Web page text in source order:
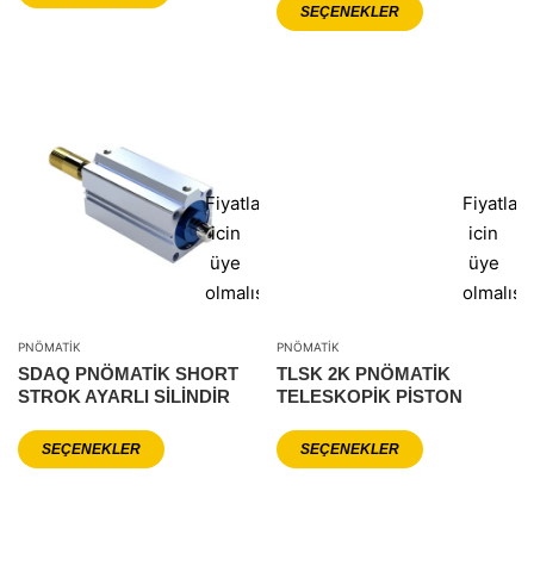
SEÇENEKLER
Fiyatlar
icin
üye
olmalısınız
PNÖMATIK
SDAQ PNÖMATIK SHORT
STROK AYARLI SILINDIR
SEÇENEKLER
Fiyatlar
icin
üye
PNÖMATIK
TLSK 2K PNÖMATIK
TELESKOPIK PISTON
SEÇENEKLER